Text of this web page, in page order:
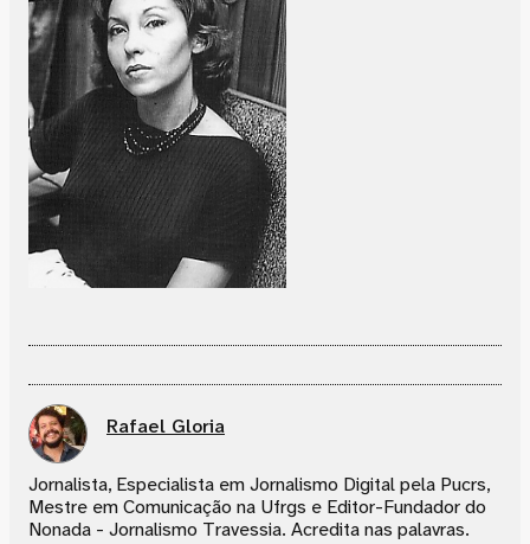
Rafael Gloria
Jornalista, Especialista em Jornalismo Digital pela Pucrs,
Mestre em Comunicação na Ufrgs e Editor-Fundador do
Nonada - Jornalismo Travessia. Acredita nas palavras.